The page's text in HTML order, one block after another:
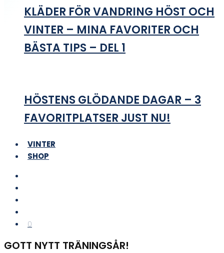
KLÄDER FÖR VANDRING HÖST OCH
VINTER – MINA FAVORITER OCH
BÄSTA TIPS – DEL 1
HÖSTENS GLÖDANDE DAGAR – 3
FAVORITPLATSER JUST NU!
VINTER
SHOP
0
GOTT NYTT TRÄNINGSÅR!